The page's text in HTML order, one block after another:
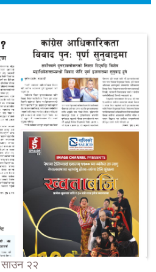
साउन २२